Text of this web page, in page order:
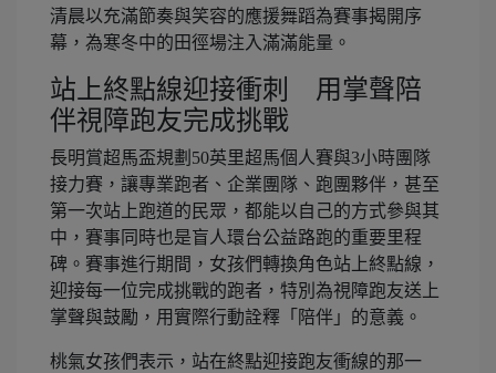
清晨以充滿節奏與笑容的應援舞蹈為賽事揭開序
幕，為寒冬中的田徑場注入滿滿能量。
站上終點線迎接衝刺 用掌聲陪
伴視障跑友完成挑戰
長明賞超馬盃規劃50英里超馬個人賽與3小時團隊
接力賽，讓專業跑者、企業團隊、跑團夥伴，甚至
第一次站上跑道的民眾，都能以自己的方式參與其
中，賽事同時也是盲人環台公益路跑的重要里程
碑。賽事進行期間，女孩們轉換角色站上終點線，
迎接每一位完成挑戰的跑者，特別為視障跑友送上
掌聲與鼓勵，用實際行動詮釋「陪伴」的意義。
桃氣女孩們表示，站在終點迎接跑友衝線的那一